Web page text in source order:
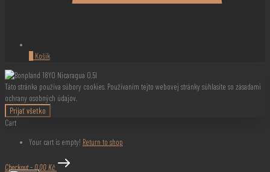
Košík
Táto stránka používa súbory cookies. Používaním tejto webovej stránky súhlasíte so zásadami
ochrany osobných údajov.
Prijať všetko
Cart
Your cart is empty! Return to shop
Checkout-0,00 Kč